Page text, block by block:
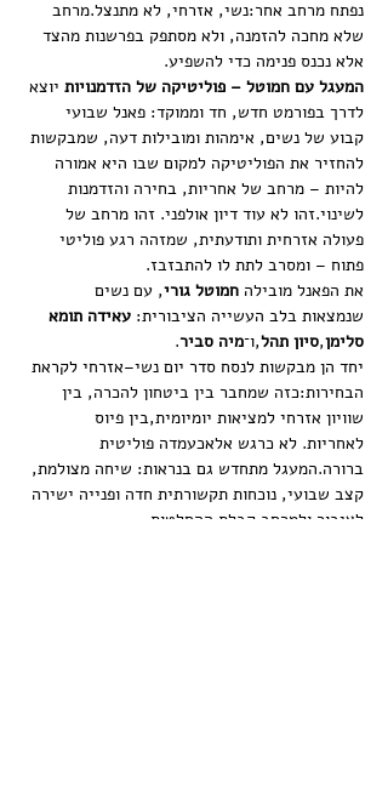
נפתח מרחב אחר:נשי, אזרחי, לא מתנצל.מרחב
שלא מחכה להזמנה, ולא מסתפק בפרשנות מהצד
אלא נכנס פנימה כדי להשפיע.
המעגל עם חמוטל – פוליטיקה של הזדמנויות יוצא
לדרך בפורמט חדש, חד וממוקד: פאנל שבועי
קבוע של נשים, אימהות ומובילות דעה, שמבקשות
להחזיר את הפוליטיקה למקום שבו היא אמורה
להיות – מרחב של אחריות, בחירה והזדמנות
לשינוי.זהו לא עוד דיון אולפני. זהו מרחב של
פעולה אזרחית ותודעתית, שמזהה רגע פוליטי
פתוח – ומסרב לתת לו להתבזבז.
את הפאנל מובילה חמוטל גורי, עם נשים
שנמצאות בלב העשייה הציבורית: עאידה תומא
סלימן,סיון תהל,ו־מיה סביר.
יחד הן מבקשות לנסח סדר יום נשי–אזרחי לקראת
הבחירות:כזה שמחבר בין ביטחון להכרה, בין
שוויון אזרחי למציאות יומיומית,בין פיוס
לאחריות. לא כרגש אלאכעמדה פוליטית
ברורה.המעגל מתחדש גם בנראות: שיחה מצולמת,
קצב שבועי, נוכחות תקשורתית חדה ופנייה ישירה
לציבור ולמרחב קבלת ההחלטות.